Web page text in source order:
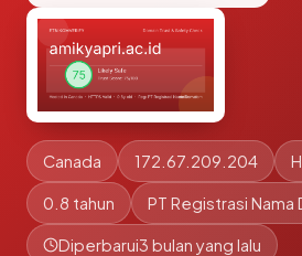
Canada 172.67.209.204
0.8 tahun PT Registrasi Nama
Diperbarui3 bulan yang lalu